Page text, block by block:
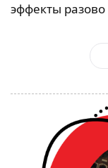
эффекты